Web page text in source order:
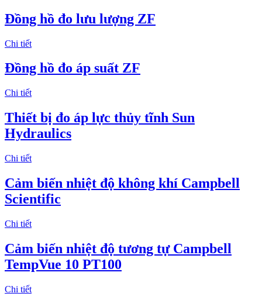
Đồng hồ đo lưu lượng ZF
Chi tiết
Đồng hồ đo áp suất ZF
Chi tiết
Thiết bị đo áp lực thủy tĩnh Sun
Hydraulics
Chi tiết
Cảm biến nhiệt độ không khí Campbell
Scientific
Chi tiết
Cảm biến nhiệt độ tương tự Campbell
TempVue 10 PT100
Chi tiết